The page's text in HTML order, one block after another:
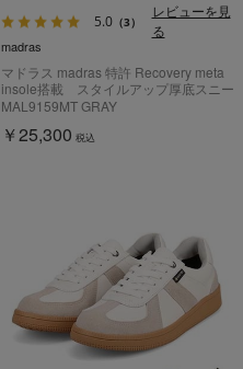
5.0（3）
レビューを見
る
madras
マドラス madras 特許 Recovery meta
insole搭載 スタイルアップ厚底スニー
カー MAL9159MT
MAL9159MT GRAY
￥25,300 税込